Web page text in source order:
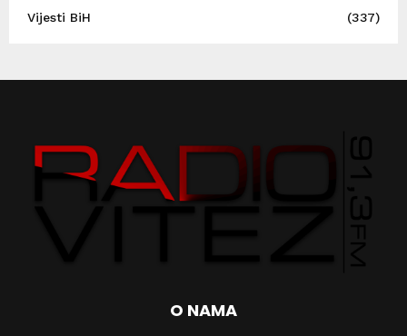
Vijesti BiH
(337)
O NAMA